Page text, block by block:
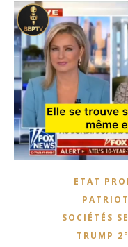
ETAT
SOCIÉTÉS
TRUMP